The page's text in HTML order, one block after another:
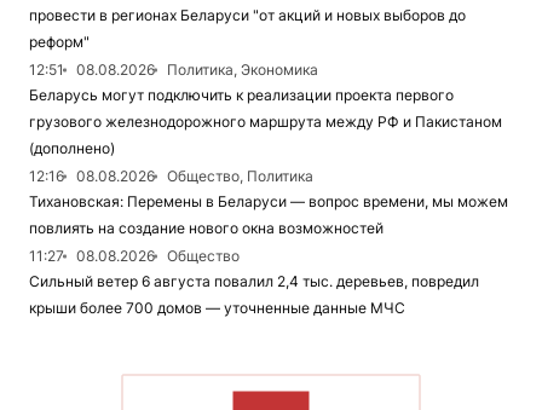
провести в регионах Беларуси "от акций и новых выборов до
реформ"
12:51
08.08.2026
Политика, Экономика
Беларусь могут подключить к реализации проекта первого
грузового железнодорожного маршрута между РФ и Пакистаном
(дополнено)
12:16
08.08.2026
Общество, Политика
Тихановская: Перемены в Беларуси — вопрос времени, мы можем
повлиять на создание нового окна возможностей
11:27
08.08.2026
Общество
Сильный ветер 6 августа повалил 2,4 тыс. деревьев, повредил
крыши более 700 домов — уточненные данные МЧС